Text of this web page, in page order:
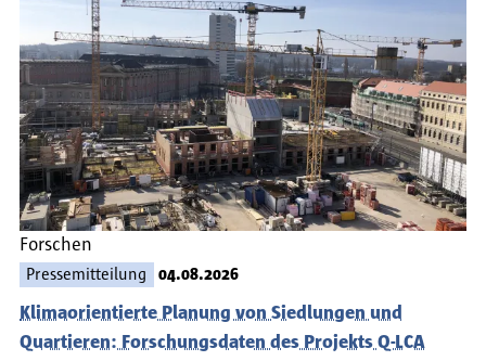
Forschen
Pressemitteilung 04.08.2026
Klimaorientierte Planung von Siedlungen und
Quartieren: Forschungsdaten des Projekts Q-LCA